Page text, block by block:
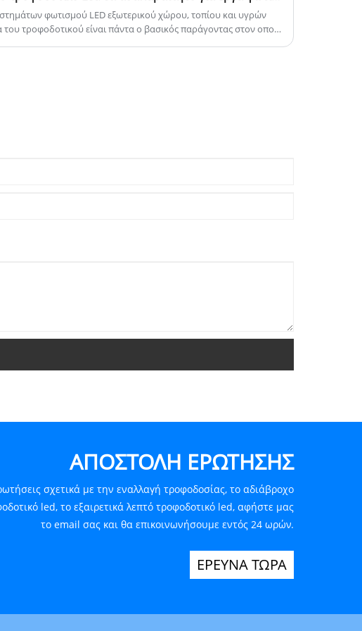
καλύτερο μέλλον!
φωτισμού LED εξωτερικού χώρου, τοπίου και υγρών
του τροφοδοτικού είναι πάντα ο βασικός παράγοντας στον οποίο
ΑΠΟΣΤΟΛΉ ΕΡΏΤΗΣΗΣ
σχετικά με την εναλλαγή τροφοδοσίας, το αδιάβροχο
led, το εξαιρετικά λεπτό τροφοδοτικό led, αφήστε μας
το email σας και θα επικοινωνήσουμε εντός 24 ωρών.
ΕΡΕΥΝΑ ΤΩΡΑ